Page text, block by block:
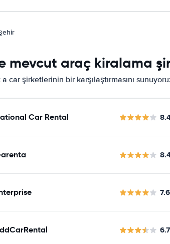
mevcut araç kiralama
car şirketlerinin bir karşılaştırmasını
Car Rental
7.6
6.7